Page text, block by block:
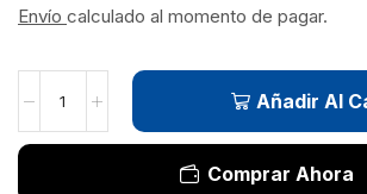
Envío calculado al momento de pagar.
Añadir Al
Comprar Ahora